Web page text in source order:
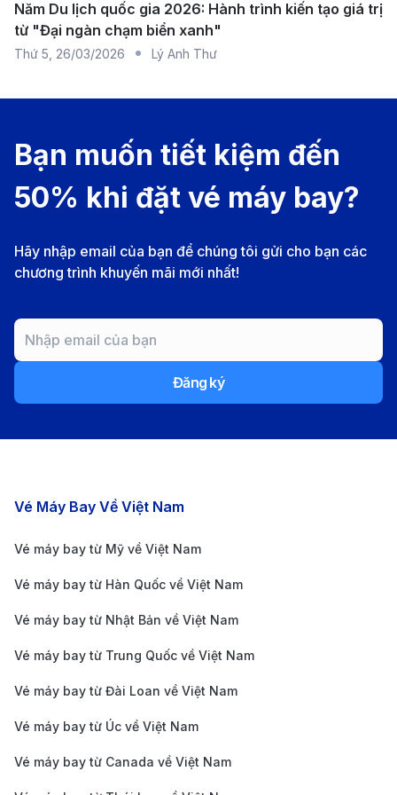
phố Rạch Giá.
Xe ôm: Phù hợp với hành khách đi một mình hoặc
Dịch vụ xe đưa đón: Một số khách sạn và khu
đón từ sân bay, mang lại sự tiện nghi cho hành
khách.
Sân bay Côn Đảo (VCS) – Bà Rịa - Vũng
Tàu
Sân bay Côn Đảo, tọa lạc tại huyện Côn Đảo, tỉnh Bà
quần đảo này với đất liền. Với mã IATA là VCS, sân
bay có đường băng dài khoảng 1.830 mét, đủ khả
năng phục vụ các chuyến bay nội địa với máy bay
khách.
Taxi: Phương tiện phổ biến và nhanh nhất, chỉ mất
khoảng 15-20 phút để đến trung tâm thị trấn Côn
Đảo.
phí.
Dịch vụ xe đưa đón: Nhiều khách sạn và khu nghỉ
Năm Du lịch quốc gia 2026: Hành trình kiến tạo giá trị
từ "Đại ngàn chạm biển xanh"
Thứ 5 26/03/2026 Lý Anh Thư
Bạn muốn tiết kiệm đến
50% khi đặt vé máy bay?
Hãy nhập email của bạn để chúng tôi gửi cho bạn các
chương trình khuyến mãi mới nhất!
Đăng ký
Các chặng bay nổi bật
Vé Máy Bay Về Việt Nam
Vé máy bay từ Mỹ về Việt Nam
Vé máy bay từ Hàn Quốc về Việt Nam
Vé máy bay từ Nhật Bản về Việt Nam
Vé máy bay từ Trung Quốc về Việt Nam
Vé máy bay từ Đài Loan về Việt Nam
Vé máy bay từ Úc về Việt Nam
Vé máy bay từ Canada về Việt Nam